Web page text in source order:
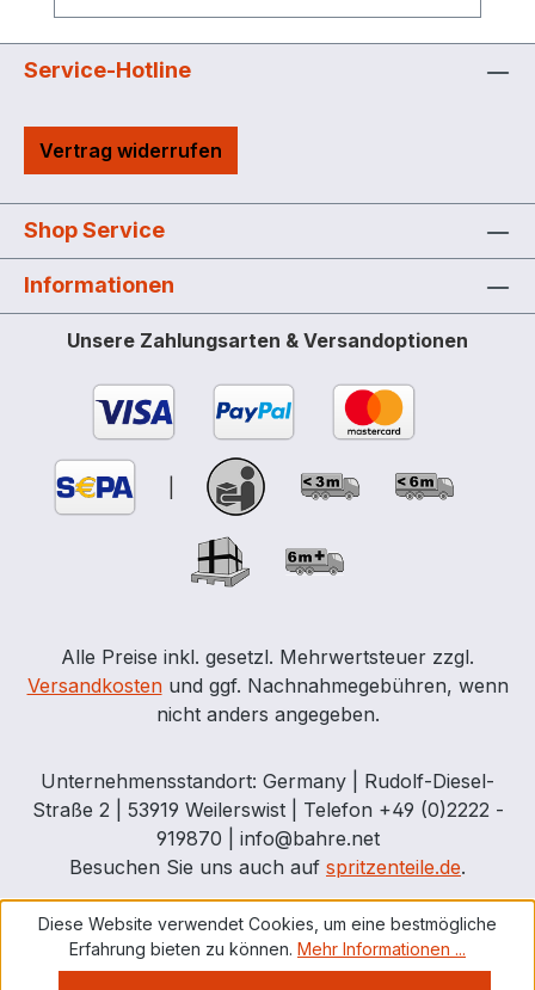
Service-Hotline
Vertrag widerrufen
Shop Service
Informationen
Unsere Zahlungsarten & Versandoptionen
Alle Preise inkl. gesetzl. Mehrwertsteuer zzgl.
Versandkostenund ggf. Nachnahmegebühren, wenn
nicht anders angegeben.
Unternehmensstandort: Germany | Rudolf-Diesel-
Straße 2 | 53919 Weilerswist | Telefon +49 (0)2222 -
919870 | info@bahre.net
Besuchen Sie uns auch auf spritzenteile.de.
Diese Website verwendet Cookies, um eine bestmögliche
Erfahrung bieten zu können. Mehr Informationen ...